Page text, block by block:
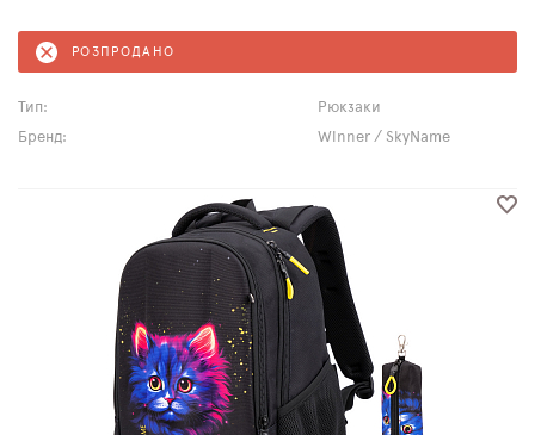
РОЗПРОДАНО
Тип:
Рюкзаки
Бренд:
Winner / SkyName